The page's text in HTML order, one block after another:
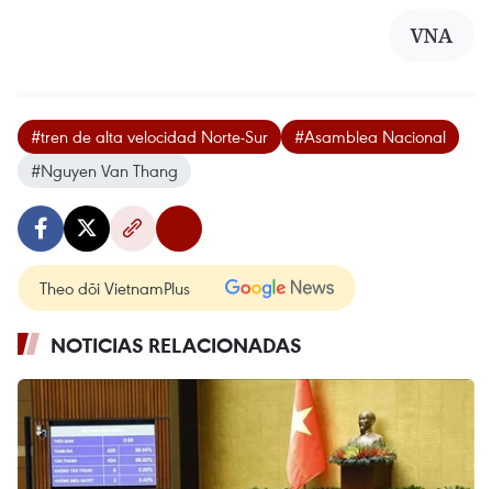
VNA
#tren de alta velocidad Norte-Sur
#Asamblea Nacional
#Nguyen Van Thang
Theo dõi VietnamPlus
NOTICIAS RELACIONADAS